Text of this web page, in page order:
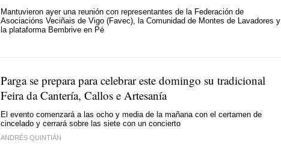
Mantuvieron ayer una reunión con representantes de la Federación de
Asociacións Veciñais de Vigo (Favec), la Comunidad de Montes de Lavadores y
la plataforma Bembrive en Pé
Parga se prepara para celebrar este domingo su tradicional
Feira da Cantería, Callos e Artesanía
El evento comenzará a las ocho y media de la mañana con el certamen de
cincelado y cerrará sobre las siete con un concierto
ANDRÉS QUINTIÁN